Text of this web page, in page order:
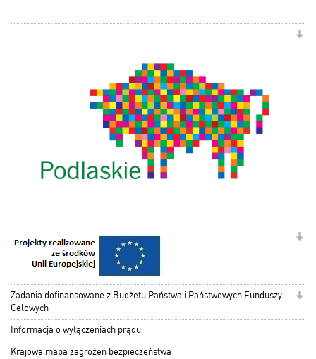
Zadania dofinansowane z Budżetu Państwa i Państwowych Funduszy
Celowych
Informacja o wyłączeniach prądu
Krajowa mapa zagrożeń bezpieczeństwa